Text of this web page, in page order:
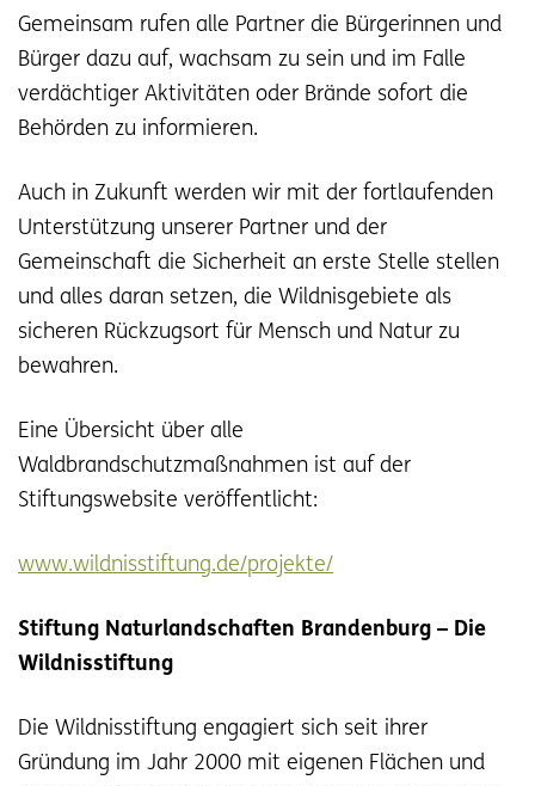
Gemeinsam rufen alle Partner die Bürgerinnen und
Bürger dazu auf, wachsam zu sein und im Falle
verdächtiger Aktivitäten oder Brände sofort die
Behörden zu informieren.
Auch in Zukunft werden wir mit der fortlaufenden
Unterstützung unserer Partner und der
Gemeinschaft die Sicherheit an erste Stelle stellen
und alles daran setzen, die Wildnisgebiete als
sicheren Rückzugsort für Mensch und Natur zu
bewahren.
Eine Übersicht über alle
Waldbrandschutzmaßnahmen ist auf der
Stiftungswebsite veröffentlicht:
www.wildnisstiftung.de/projekte/
Stiftung Naturlandschaften Brandenburg – Die
Wildnisstiftung
Die Wildnisstiftung engagiert sich seit ihrer
Gründung im Jahr 2000 mit eigenen Flächen und